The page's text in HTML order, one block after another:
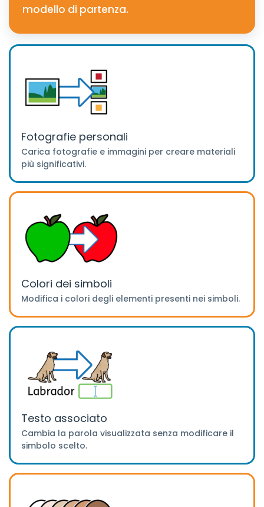
modello di partenza.
Fotografie personali
Carica fotografie e immagini per creare materiali
più significativi.
Colori dei simboli
Modifica i colori degli elementi presenti nei simboli.
Testo associato
Cambia la parola visualizzata senza modificare il
simbolo scelto.